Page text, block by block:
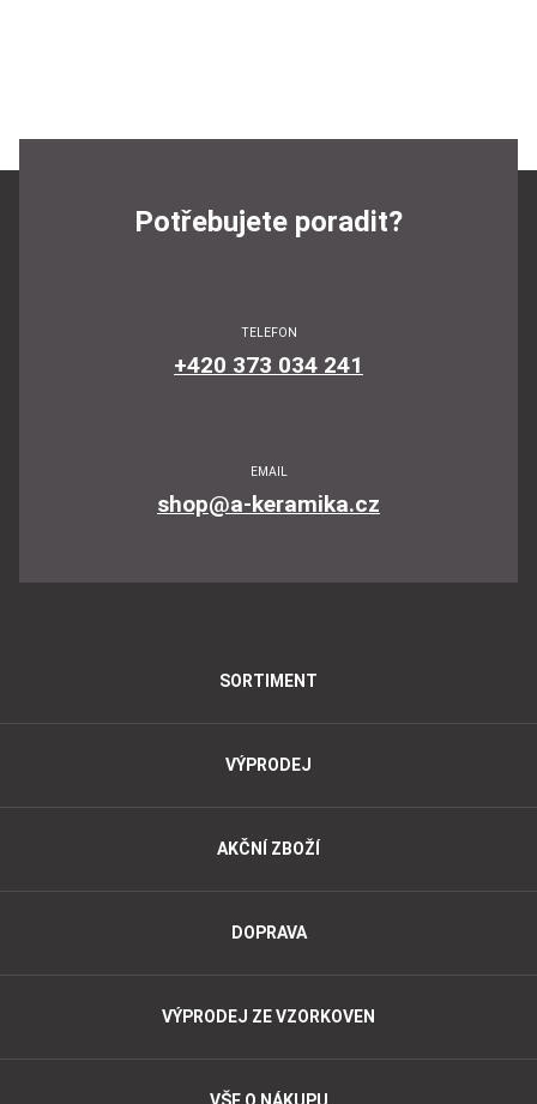
Potřebujete poradit?
TELEFON
+420 373 034 241
EMAIL
shop@a-keramika.cz
SORTIMENT
VÝPRODEJ
AKČNÍ ZBOŽÍ
DOPRAVA
VÝPRODEJ ZE VZORKOVEN